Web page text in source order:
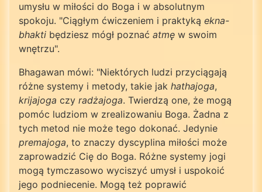
umysłu w miłości do Boga i w absolutnym
spokoju. "Ciągłym ćwiczeniem i praktyką ekna-
bhakti będziesz mógł poznać atmę w swoim
wnętrzu".
Bhagawan mówi: "Niektórych ludzi przyciągają
różne systemy i metody, takie jak hathajoga,
krijajoga czy radżajoga. Twierdzą one, że mogą
pomóc ludziom w zrealizowaniu Boga. Żadna z
tych metod nie może tego dokonać. Jedynie
premajoga, to znaczy dyscyplina miłości może
zaprowadzić Cię do Boga. Różne systemy jogi
mogą tymczasowo wyciszyć umysł i uspokoić
jego podniecenie. Mogą też poprawić